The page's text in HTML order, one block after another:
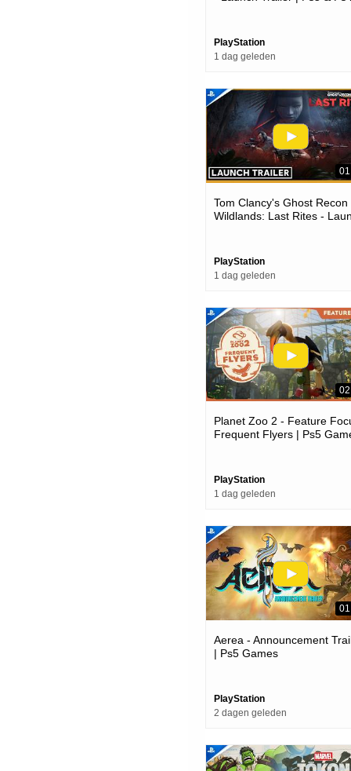
PlayStation
1 dag geleden
Tom Clancy's Ghost Recon
Wildlands: Last Rites -
PlayStation
1 dag geleden
Planet Zoo 2 - Feature
Frequent Flyers | Ps5
PlayStation
1 dag geleden
Aerea - Announcement
| Ps5 Games
PlayStation
2 dagen geleden